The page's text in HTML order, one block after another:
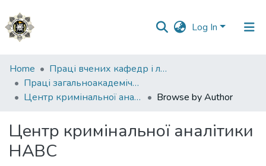
Log In
Communities
&
Collections
Home
Праці вчених кафедр і лабораторій
Праці загальноакадемічних кафедр
Центр кримінальної аналітики НАВС
Browse by Author
Центр кримінальної аналітики
НАВС